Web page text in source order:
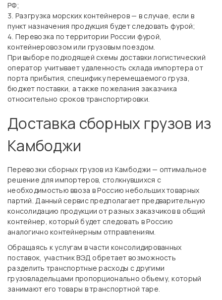
РФ;
Разгрузка морских контейнеров — в случае, если в
пункт назначения продукция будет следовать фурой;
Перевозка по территории России фурой,
контейнеровозом или грузовым поездом.
При выборе подходящей схемы доставки логистический
оператор учитывает удаленность склада импортера от
порта прибытия, специфику перемещаемого груза,
бюджет поставки, а также пожелания заказчика
относительно сроков транспортировки.
Доставка сборных грузов из
Камбоджи
Перевозки сборных грузов из Камбоджи — оптимальное
решение для импортеров, столкнувшихся с
необходимостью ввоза в Россию небольших товарных
партий. Данный сервис предполагает предварительную
консолидацию продукции от разных заказчиков в общий
контейнер, который будет следовать в Россию
аналогично контейнерным отправлениям.
Обращаясь к услугам в части консолидированных
поставок, участник ВЭД обретает возможность
разделить транспортные расходы с другими
грузовладельцами пропорционально объему, который
занимают его товары в транспортной таре.